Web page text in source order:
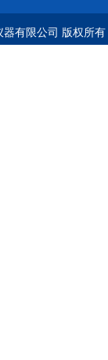
有限公司 版权所